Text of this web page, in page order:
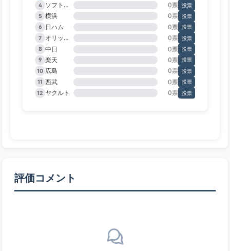
4
ソフトバンク 0票 投票
5 横浜 0票 投票
6
日ハム 0票 投票
7
オリックス 0票 投票
8 中日 0票 投票
9 楽天 0票 投票
10 広島 0票 投票
11 西武 0票 投票
12 ヤクルト 0票 投票
評価コメント